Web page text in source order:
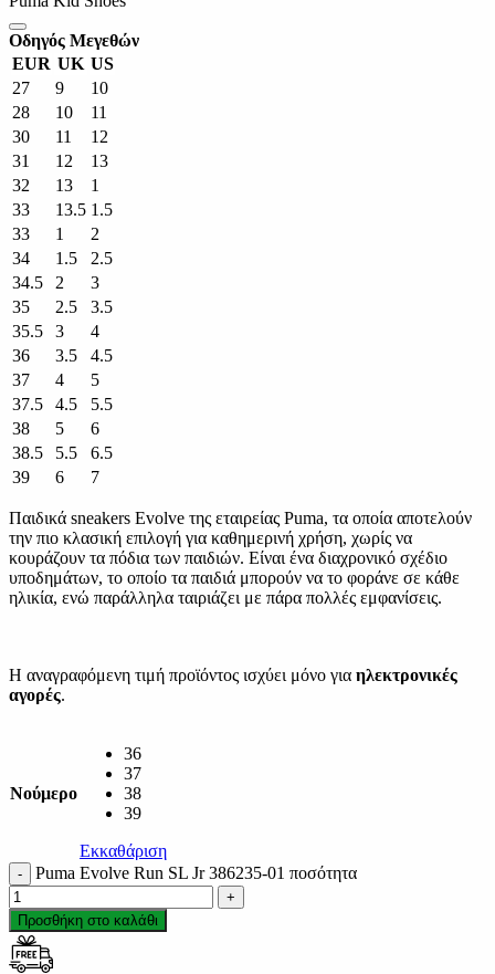
Οδηγός Μεγεθών
EUR UK US
27
9
10
28
10
11
30
11
12
31
12
13
32
13
1
33
13.5 1.5
33
1
2
34
1.5
2.5
34.5
2
3
35
2.5
3.5
35.5
3
4
36
3.5
4.5
37
4
5
37.5
4.5
5.5
38
5
6
38.5
5.5
6.5
39
6 7
Παιδικά sneakers Evolve της εταιρείας Puma, τα οποία αποτελούν
την πιο κλασική επιλογή για καθημερινή χρήση, χωρίς να
κουράζουν τα πόδια των παιδιών. Είναι ένα διαχρονικό σχέδιο
υποδημάτων, το οποίο τα παιδιά μπορούν να το φοράνε σε κάθε
ηλικία, ενώ παράλληλα ταιριάζει με πάρα πολλές εμφανίσεις.
Η αναγραφόμενη τιμή προϊόντος ισχύει μόνο για ηλεκτρονικές
αγορές.
Νούμερο
36
37
38
39
Εκκαθάριση
Puma Evolve Run SL Jr 386235-01 ποσότητα
Προσθήκη στο καλάθι